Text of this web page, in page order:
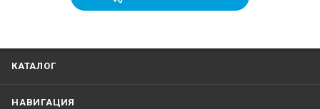
КАТАЛОГ
НАВИГАЦИЯ